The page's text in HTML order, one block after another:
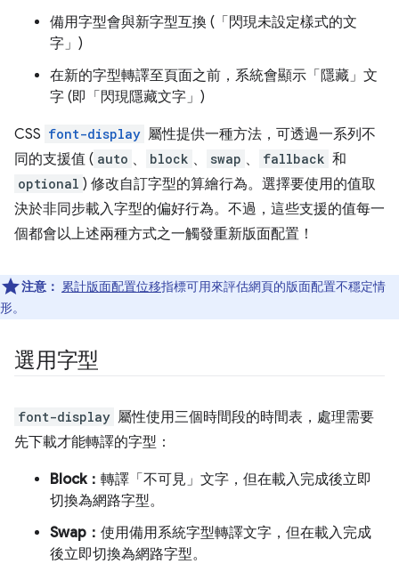
備用字型會與新字型互換 (「閃現未設定樣式的文
字」)
在新的字型轉譯至頁面之前，系統會顯示「隱藏」文
字 (即「閃現隱藏文字」)
CSS font-display 屬性提供一種方法，可透過一系列不
同的支援值 ( auto 、 block 、 swap 、 fallback 和
optional ) 修改自訂字型的算繪行為。選擇要使用的值取
決於非同步載入字型的偏好行為。不過，這些支援的值每一
個都會以上述兩種方式之一觸發重新版面配置！
注意： 累計版面配置位移指標可用來評估網頁的版面配置不穩定情
形。
選用字型
font-display 屬性使用三個時間段的時間表，處理需要
先下載才能轉譯的字型：
Block： 轉譯「不可見」文字，但在載入完成後立即
切換為網路字型。
Swap： 使用備用系統字型轉譯文字，但在載入完成
後立即切換為網路字型。